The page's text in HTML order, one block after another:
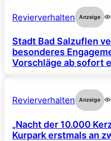
Revierverhalten Anzeige
Stadt Bad Salzuflen
besonderes
Vorschläge ab sofort
Revierverhalten Anzeige
„Nacht der 10.000
Kurpark erstmals an